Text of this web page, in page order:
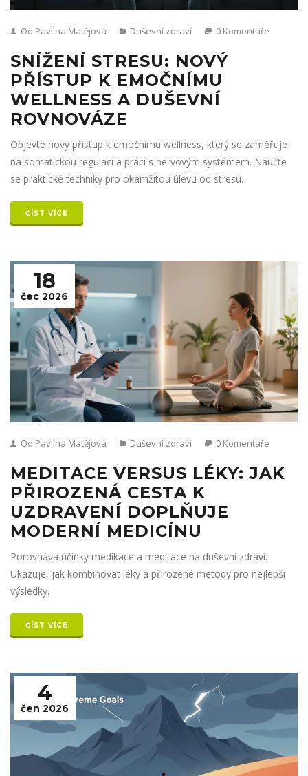
Od Pavlína Matějová Duševní zdraví 0 Komentáře
SNÍŽENÍ STRESU: NOVÝ
PŘÍSTUP K EMOČNÍMU
WELLNESS A DUŠEVNÍ
ROVNOVÁZE
Objevte nový přístup k emočnímu wellness, který se zaměřuje
na somatickou regulaci a práci s nervovým systémem. Naučte
se praktické techniky pro okamžitou úlevu od stresu.
ČÍST VÍCE
18
čec 2026
Od Pavlína Matějová Duševní zdraví 0 Komentáře
MEDITACE VERSUS LÉKY: JAK
PŘIROZENÁ CESTA K
UZDRAVENÍ DOPLŇUJE
MODERNÍ MEDICÍNU
Porovnává účinky medikace a meditace na duševní zdraví.
Ukazuje, jak kombinovat léky a přirozené metody pro nejlepší
výsledky.
ČÍST VÍCE
4
čen 2026